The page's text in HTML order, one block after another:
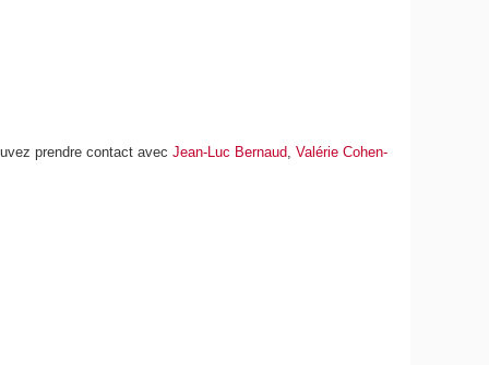
prendre contact avecJean-Luc Bernaud ,Valérie Cohen-